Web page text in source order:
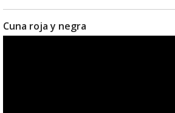
Cuna roja y negra